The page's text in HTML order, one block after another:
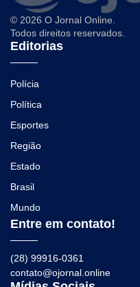
© 2026 O Jornal Online.
Todos direitos reservados.
Editorias
Polícia
Política
Esportes
Região
Estado
Brasil
Mundo
Entre em contato!
(28) 99916-0361
contato@ojornal.online